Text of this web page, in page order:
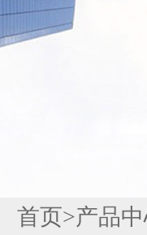
首页>产品